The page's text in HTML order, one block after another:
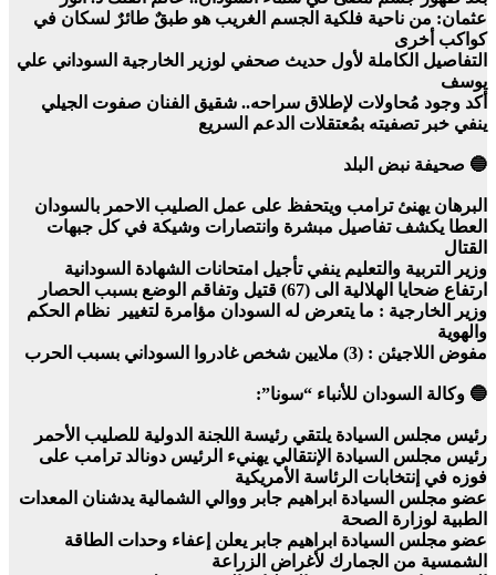
عثمان: من ناحية فلكية الجسم الغريب هو طبقٌ طائرٌ لسكان في
كواكب أخرى
التفاصيل الكاملة لأول حديث صحفي لوزير الخارجية السوداني علي
يوسف
أكد وجود مُحاولات لإطلاق سراحه.. شقيق الفنان صفوت الجيلي
ينفي خبر تصفيته بمُعتقلات الدعم السريع
🔵 صحيفة نبض البلد
البرهان يهنئ ترامب ويتحفظ على عمل الصليب الاحمر بالسودان
العطا يكشف تفاصيل مبشرة وانتصارات وشيكة في كل جبهات
القتال
وزير التربية والتعليم ينفي تأجيل امتحانات الشهادة السودانية
ارتفاع ضحايا الهلالية الى (67) قتيل وتفاقم الوضع بسبب الحصار
وزير الخارجية : ما يتعرض له السودان مؤامرة لتغيير نظام الحكم
والهوية
مفوض اللاجيئن : (3) ملايين شخص غادروا السوداني بسبب الحرب
🔵 وكالة السودان للأنباء “سونا”:
رئيس مجلس السيادة يلتقي رئيسة اللجنة الدولية للصليب الأحمر
رئيس مجلس السيادة الإنتقالي يهنيء الرئيس دونالد ترامب على
فوزه في إنتخابات الرئاسة الأمريكية
عضو مجلس السيادة ابراهيم جابر ووالي الشمالية يدشنان المعدات
الطبية لوزارة الصحة
عضو مجلس السيادة ابراهيم جابر يعلن إعفاء وحدات الطاقة
الشمسية من الجمارك لأغراض الزراعة